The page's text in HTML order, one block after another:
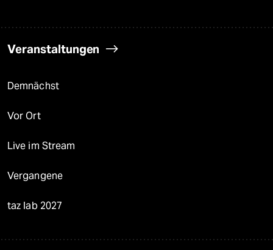
Veranstaltungen
Demnächst
Vor Ort
Live im Stream
Vergangene
taz lab 2027